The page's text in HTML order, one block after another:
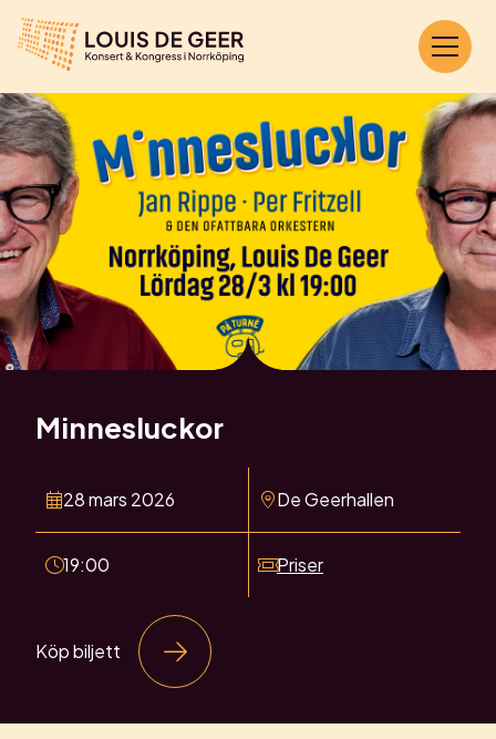
Minnesluckor
28 mars 2026 De Geerhallen
19:00 Priser
Köp biljett